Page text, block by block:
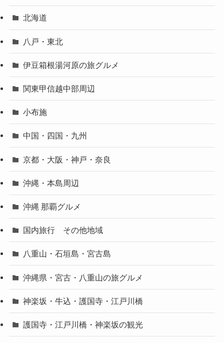
北海道
八戸・東北
伊豆箱根湯河原の旅グルメ
関東甲信越中部周辺
小布施
中国・四国・九州
京都・大阪・神戸・奈良
沖縄・本島周辺
沖縄 那覇グルメ
国内旅行 その他地域
八重山・石垣島・宮古島
沖縄県・宮古・八重山の旅グルメ
神楽坂・牛込・護国寺・江戸川橋
護国寺・江戸川橋・神楽坂の観光